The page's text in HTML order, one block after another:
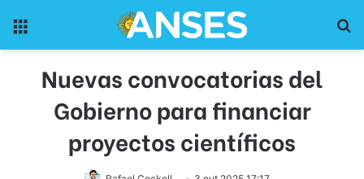
Nuevas convocatorias del
Gobierno para financiar
proyectos científicos